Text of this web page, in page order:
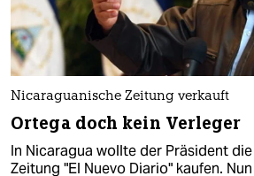
Nicaraguanische Zeitung verkauft
Ortega doch kein Verleger
In Nicaragua wollte der Präsident
Zeitung "El Nuevo Diario" kaufen.